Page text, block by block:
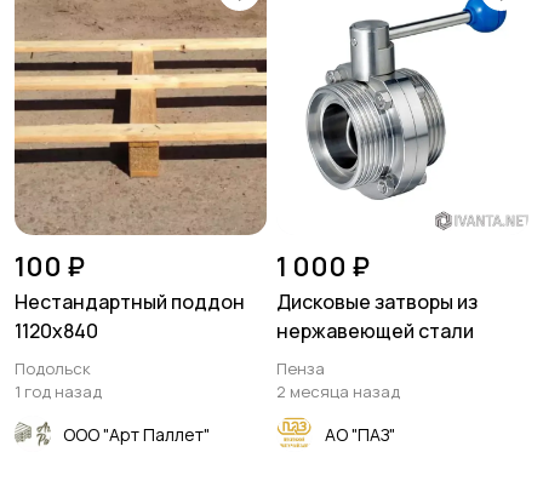
100 ₽
Нестандартный поддон
1120х840
Подольск
1 год назад
ООО "Арт Паллет"
1 000 ₽
Дисковые затворы из
нержавеющей стали
Пенза
2 месяца назад
АО "ПАЗ"